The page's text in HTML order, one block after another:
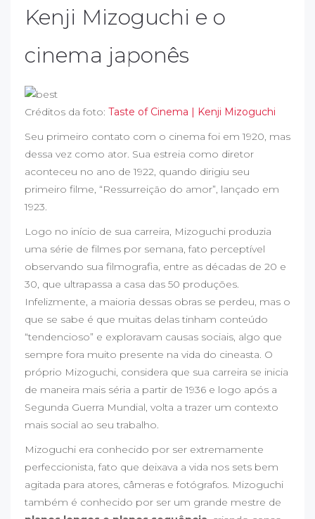
Kenji Mizoguchi e o
cinema japonês
Créditos da foto: Taste of Cinema | Kenji Mizoguchi
Seu primeiro contato com o cinema foi em 1920, mas
dessa vez como ator. Sua estreia como diretor
aconteceu no ano de 1922, quando dirigiu seu
primeiro filme, “Ressurreição do amor”, lançado em
1923.
Logo no início de sua carreira, Mizoguchi produzia
uma série de filmes por semana, fato perceptível
observando sua filmografia, entre as décadas de 20 e
30, que ultrapassa a casa das 50 produções.
Infelizmente, a maioria dessas obras se perdeu, mas o
que se sabe é que muitas delas tinham conteúdo
“tendencioso” e exploravam causas sociais, algo que
sempre fora muito presente na vida do cineasta. O
próprio Mizoguchi, considera que sua carreira se inicia
de maneira mais séria a partir de 1936 e logo após a
Segunda Guerra Mundial, volta a trazer um contexto
mais social ao seu trabalho.
Mizoguchi era conhecido por ser extremamente
perfeccionista, fato que deixava a vida nos sets bem
agitada para atores, câmeras e fotógrafos. Mizoguchi
também é conhecido por ser um grande mestre de